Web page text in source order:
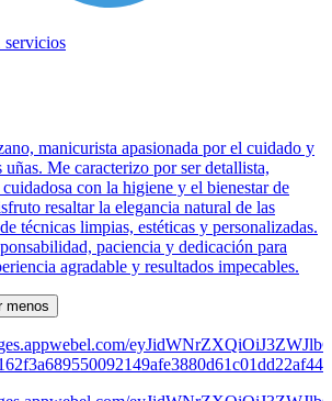
servicios
manicurista apasionada por el cuidado y
uñas. Me caracterizo por ser detallista,
con la higiene y el bienestar de
resaltar la elegancia natural de las
técnicas limpias, estéticas y personalizadas.
paciencia y dedicación para
agradable y resultados impecables.
menos